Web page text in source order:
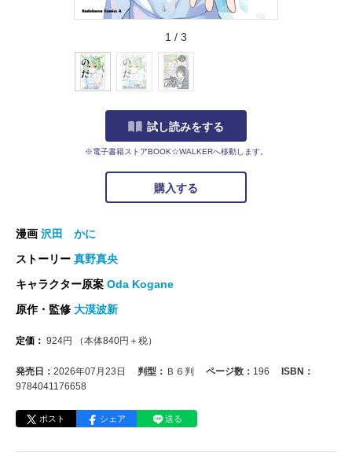
1 / 3
試し読みをする
※電子書籍ストアBOOK☆WALKERへ移動します。
購入する
漫画 沢田 かに
ストーリー 真野真央
キャラクター原案 Oda Kogane
原作・監修 大漠波新
定価： 924円 （本体840円＋税）
発売日： 2026年07月23日 判型： Ｂ６判 ページ数： 196
ISBN：
9784041176658
ポスト シェア 送る